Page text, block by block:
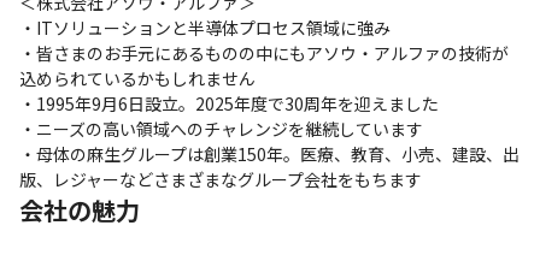
・ITソリューションと半導体プロセス領域に強み
・皆さまのお手元にあるものの中にもアソウ・アルファの技術が
込められているかもしれません
・1995年9月6日設立。2025年度で30周年を迎えました
・ニーズの高い領域へのチャレンジを継続しています
・母体の麻生グループは創業150年。医療、教育、小売、建設、出
版、レジャーなどさまざまなグループ会社をもちます
会社の魅力